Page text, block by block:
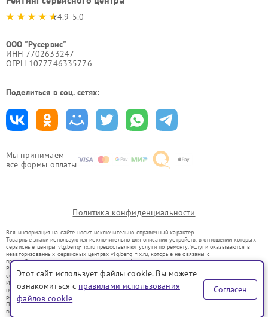
Мы принимаем
все формы оплаты
4.9-5.0
ООО "Русервис"
ИНН 7702633247
ОГРН 1077746335776
Поделиться в соц. сетях:
Политика конфиденциальности
Вся информация на сайте носит исключительно справочный характер.
Товарные знаки используются исключительно для описания устройств, в отношении которых
сервисные центры vlg.benq-fix.ru предоставляют услуги по ремонту. Услуги оказываются в
неавторизованных сервисных центрах vlg.benq-fix.ru, которые не связаны с
правообладателями товарных знаков или их официальными представителями.
Ремонт осуществляется для устройств, уже введенных в гражданский оборот в соответствии
со статьей 1487 ГК РФ.
Использование товарных знаков не преследует цели индивидуализации услуг или введения
потребителей в заблуждение, а служит для информирования о предоставляемых услугах по
ремонту техники указанных брендов.
Представленная на сайте информация не является публичной офертой, определяемой
положениями Статьи 437(2) Гражданского кодекса РФ
Этот сайт использует файлы cookie. Вы можете
ознакомиться с правилами использования
файлов cookie
Согласен